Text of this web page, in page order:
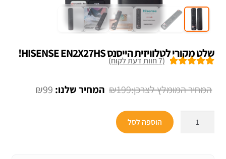
שלט מקורי לטלוויזית הייסנס HISENSE EN2X27HS!
לקוחות
(
7חוות דעת לקוח)
₪199
המחיר
₪99 המחיר
הוספה לסל